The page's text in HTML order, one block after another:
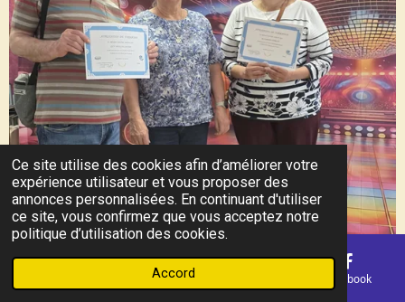
Ce site utilise des cookies afin d’améliorer votre
expérience utilisateur et vous proposer des
annonces personnalisées. En continuant d'utiliser
ce site, vous confirmez que vous acceptez notre
politique d’utilisation des cookies.
Accord
Téléphone Facebook